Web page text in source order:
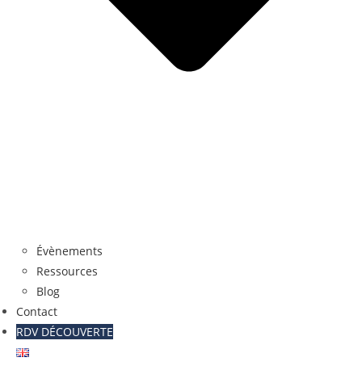
Évènements
Ressources
Blog
Contact
RDV DÉCOUVERTE